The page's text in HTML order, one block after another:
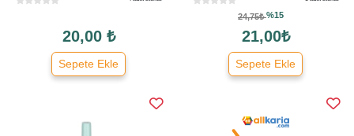
20,00 ₺
Sepete Ekle
24,75₺%15
21,00₺
Sepete Ekle